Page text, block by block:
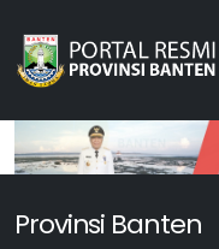
Provinsi Banten